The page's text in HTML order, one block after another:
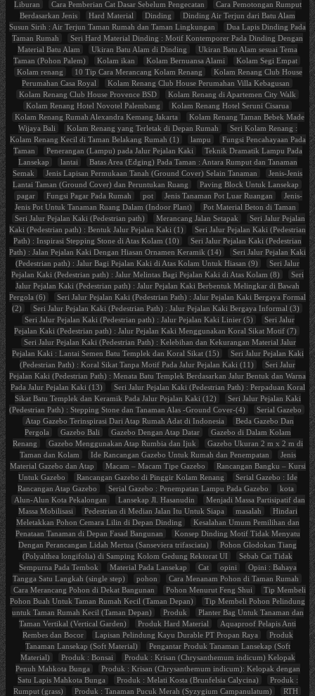
Liburan Cara Pemberian Cat Dasar Sebelum Pengecatan
Cara Pemotongan Rumput
Berdasarkan Jenis
Hard Material Dinding
Dinding Air Terjun dari Batu Alam
Susun Sirih : Air Terjun Taman Rumah dan Taman Lingkungan
Dua Lapis Dinding Pada
Taman Rumah
Seri Hard Material Dinding : Motif Kontemporer Pada Dinding Dengan
Material Batu Alam
Ukiran Batu Alam di Dinding
Ukiran Batu Alam sesuai Tema
Taman (Pohon Palem)
Kolam ikan Kolam Bernuansa Alami
Kolam Segi Empat
Kolam renang
10 Tip Cara Merancang Kolam Renang
Kolam Renang Club House
Perumahan Casa Royal
Kolam Renang Club House Perumahan Villa Kebagusan
Kolam Renang Club House Provence BSD
Kolam Renang di Apartemen City Walk
Kolam Renang Hotel Novotel Palembang
Kolam Renang Hotel Seruni Cisarua
Kolam Renang Rumah Alexandra Kemang Jakarta
Kolam Renang Taman Bebek Made
Wijaya Bali
Kolam Renang yang Terletak di Depan Rumah
Seri Kolam Renang :
Kolam Renang Kecil di Taman Belakang Rumah (1)
lampu
Fungsi Pencahayaan Pada
Taman
Penerangan (Lampu) pada Jalur Pejalan Kaki
Teknik Dramatik Lampu Pada
Lansekap
lantai
Batas Area (Edging) Pada Taman : Antara Rumput dan Tanaman
Semak
Jenis Lapisan Permukaan Tanah (Ground Cover) Selain Tanaman
Jenis-Jenis
Lantai Taman (Ground Cover) dan Peruntukan Ruang
Paving Block Untuk Lansekap
pagar
Fungsi Pagar Pada Rumah pot Jenis Tanaman Pot Luar Ruangan
Jenis-
Jenis Pot Untuk Tanaman Ruang Dalam (Indoor Plant)
Pot Material Beton di Taman
Seri Jalur Pejalan Kaki (Pedestrian path)
Merancang Jalan Setapak
Seri Jalur Pejalan
Kaki (Pedestrian path) : Bentuk Jalur Pejalan Kaki (1)
Seri Jalur Pejalan Kaki (Pedestrian
Path) : Inspirasi Stepping Stone di Atas Kolam (10)
Seri Jalur Pejalan Kaki (Pedestrian
Path) : Jalan Pejalan Kaki Dengan Hiasan Ornamen Keramik (14)
Seri Jalur Pejalan Kaki
(Pedestrian path) : Jalur Bagi Pejalan Kaki di Atas Kolam Untuk Hiasan (9)
Seri Jalur
Pejalan Kaki (Pedestrian path) : Jalur Melintas Bagi Pejalan Kaki di Atas Kolam (8)
Seri
Jalur Pejalan Kaki (Pedestrian path) : Jalur Pejalan Kaki Berbentuk Melingkar di Bawah
Pergola (6)
Seri Jalur Pejalan Kaki (Pedestrian Path) : Jalur Pejalan Kaki Bergaya Formal
(2)
Seri Jalur Pejalan Kaki (Pedestrian Path) : Jalur Pejalan Kaki Bergaya Informal (3)
Seri Jalur Pejalan Kaki (Pedestrian path) : Jalur Pejalan Kaki Linier (5)
Seri Jalur
Pejalan Kaki (Pedestrian path) : Jalur Pejalan Kaki Menggunakan Koral Sikat Motif (7)
Seri Jalur Pejalan Kaki (Pedestrian Path) : Kelebihan dan Kekurangan Material Jalur
Pejalan Kaki : Lantai Semen Batu Templek dan Koral Sikat (15)
Seri Jalur Pejalan Kaki
(Pedestrian Path) : Koral Sikat Tanpa Motif Pada Jalur Pejalan Kaki (11)
Seri Jalur
Pejalan Kaki (Pedestrian Path) : Menata Batu Templek Berdasarkan Jalur Bentuk dan Warna
Pada Jalur Pejalan Kaki (13)
Seri Jalur Pejalan Kaki (Pedestrian Path) : Perpaduan Koral
Sikat Batu Templek dan Keramik Pada Jalur Pejalan Kaki (12)
Seri Jalur Pejalan Kaki
(Pedestrian Path) : Stepping Stone dan Tanaman Alas -Ground Cover-(4)
Serial Gazebo
Atap Gazebo Terinspirasi Dari Atap Rumah Adat di Indonesia
Beda Gazebo Dan
Pergola
Gazebo Bali Gazebo Dengan Atap Datar
Gazebo di Dalam Kolam
Renang
Gazebo Menggunakan Atap Rumbia dan Ijuk
Gazebo Ukuran 2 m x 2 m di
Taman dan Kolam
Ide Rancangan Gazebo Untuk Rumah dan Penempatan
Jenis
Material Gazebo dan Atap
Macam – Macam Tipe Gazebo
Rancangan Bangku – Kursi
Untuk Gazebo
Rancangan Gazebo di Pinggir Kolam Renang
Serial Gazebo : Ide
Rancangan Atap Gazebo
Serial Gazebo : Penempatan Lampu Pada Gazebo
kota
Alun-Alun Kota Pekalongan
Lansekap Jl. Hasanudin
Menjadi Massa Partisipatif dan
Massa Mobilisasi
Pedestrian di Median Jalan Itu Untuk Siapa masalah
Hindari
Meletakkan Pohon Cemara Lilin di Depan Dinding
Kesalahan Umum Pemilihan dan
Penataan Tanaman di Depan Fasad Bangunan
Konsep Dinding Motif Tidak Menyatu
Dengan Perancangan Lidah Mertua (Sanseviera trifasciata)
Pohon Glodokan Tiang
(Polyalthea longifolia) di Samping Kolom Gedung Rektorat UI
Sebab Cat Tidak
Sempurna Pada Tembok
Material Pada Lansekap Cat opini
Opini : Bahaya
Tangga Satu Langkah (single step)
pohon
Cara Menanam Pohon di Taman Rumah
Cara Merancang Pohon di Dekat Bangunan
Pohon Menurut Feng Shui
Tip Membeli
Pohon Buah Untuk Taman Rumah Kecil (Taman Depan)
Tip Membeli Pohon Pelindung
untuk Taman Rumah Kecil (Taman Depan)
Produk
Planter Bag Untuk Tanaman dan
Taman Vertikal (Vertical Garden)
Produk Hard Material
Aquaproof Pelapis Anti
Rembes dan Bocor
Lapisan Pelindung Kayu Durable PT Propan Raya
Produk
Tanaman Lansekap (Soft Material)
Pengantar Produk Tanaman Lansekap (Soft
Material)
Produk : Bonsai
Produk : Krisan (Chrysanthemum indicum) Kelopak
Penuh Mahkota Bunga
Produk : Krisan (Chrysanthemum indicum): Kelopak dengan
Satu Lapis Mahkota Bunga
Produk : Melati Kosta (Brunfelsia Calycina)
Produk :
Rumput (grass)
Produk : Tanaman Pucuk Merah (Syzygium Campanulatum)
RTH